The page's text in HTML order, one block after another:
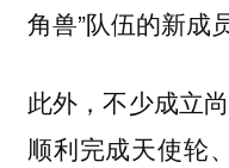
角兽”队伍的新成员
此外，不少成立
顺利完成天使轮